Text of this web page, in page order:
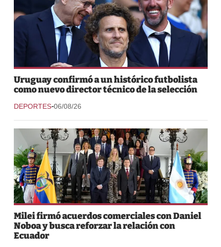
Uruguay confirmó a un histórico futbolista
como nuevo director técnico de la selección
DEPORTES-06/08/26
Milei firmó acuerdos comerciales con Daniel
Noboa y busca reforzar la relación con
Ecuador